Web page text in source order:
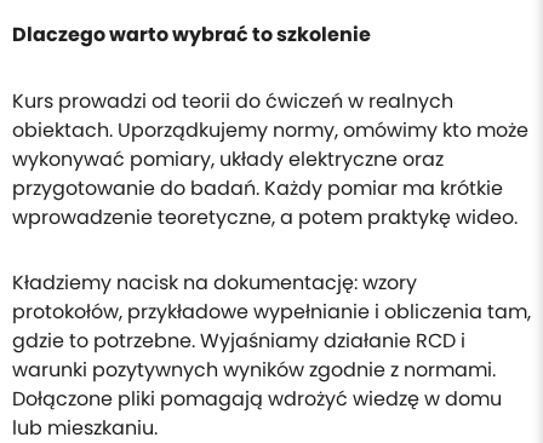
Dlaczego warto wybrać to szkolenie
Kurs prowadzi od teorii do ćwiczeń w realnych
obiektach. Uporządkujemy normy, omówimy kto może
wykonywać pomiary, układy elektryczne oraz
przygotowanie do badań. Każdy pomiar ma krótkie
wprowadzenie teoretyczne, a potem praktykę wideo.
Kładziemy nacisk na dokumentację: wzory
protokołów, przykładowe wypełnianie i obliczenia tam,
gdzie to potrzebne. Wyjaśniamy działanie RCD i
warunki pozytywnych wyników zgodnie z normami.
Dołączone pliki pomagają wdrożyć wiedzę w domu
lub mieszkaniu.